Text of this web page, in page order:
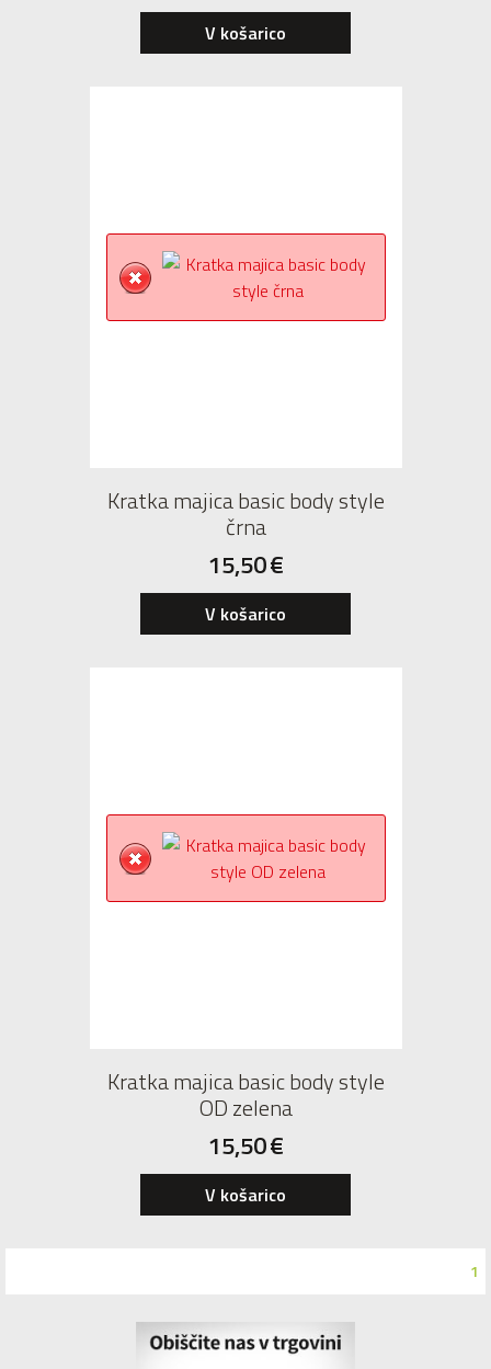
V košarico
M L XL
Kratka majica basic body style
črna
15,50€
V košarico
M L XL
Kratka majica basic body style
OD zelena
15,50€
V košarico
1